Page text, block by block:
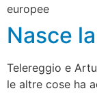
europee
Nasce
Telereggio e
le altre cose ha